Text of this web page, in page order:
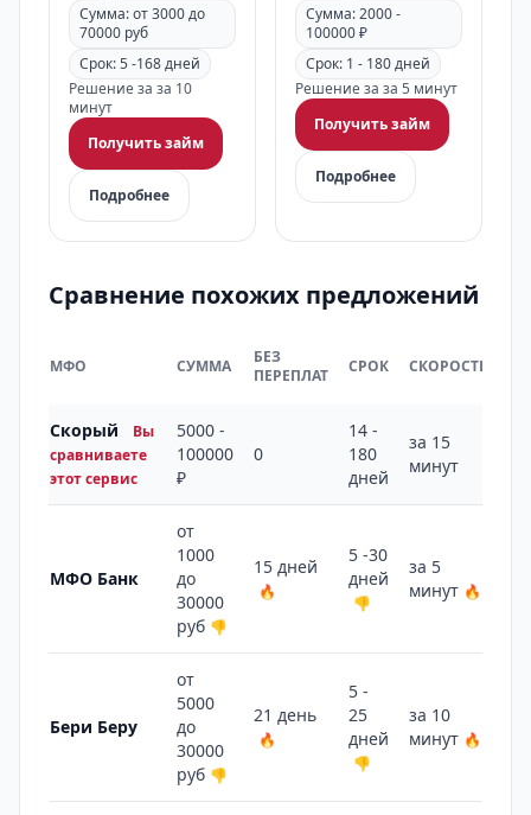
Сумма: от 3000 до
70000 руб
Срок: 5 -168 дней
Решение за за 10
минут
Получить займ
Подробнее
Сумма: 2000 -
100000 ₽
Срок: 1 - 180 дней
Решение за за 5 минут
Получить займ
Подробнее
Сравнение похожих предложений
МФО СУММА
БЕЗ
ПЕРЕПЛАТ
СРОК СКОРОСТЬ
Скорый
Вы
сравниваете
этот сервис
5000 -
100000
₽
0
14 -
180
дней
за 15
минут
МФО Банк
от
1000
до
30000
руб 👎
15 дней
🔥
5 -30
дней
👎
за 5
минут 🔥
Бери Беру
от
5000
до
30000
руб 👎
21 день
🔥
5 -
25
дней
👎
за 10
минут 🔥